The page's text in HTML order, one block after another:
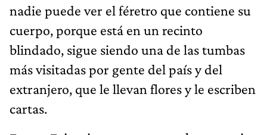
nadie puede ver el féretro que contiene su
cuerpo, porque está en un recinto
blindado, sigue siendo una de las tumbas
más visitadas por gente del país y del
extranjero, que le llevan flores y le escriben
cartas.